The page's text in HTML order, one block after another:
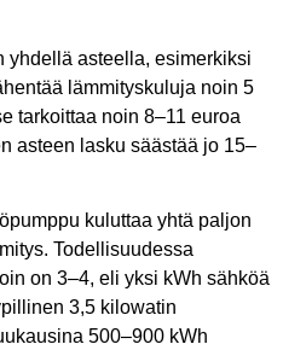
yhdellä asteella, esimerkiksi
lämmityskuluja noin 5
tarkoittaa noin 8–11 euroa
asteen lasku säästää jo 15–
kuluttaa yhtä paljon
Todellisuudessa
on 3–4, eli yksi kWh sähköä
3,5 kilowatin
500–900 kWh